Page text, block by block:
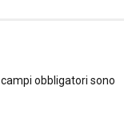
I campi obbligatori sono